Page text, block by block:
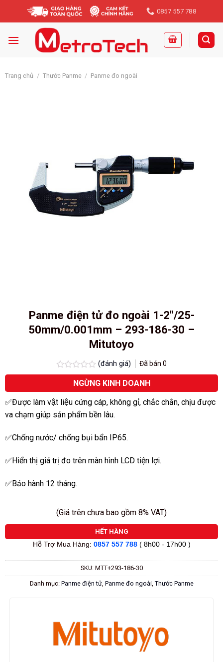
0857 557 788
Trang chủ / Thước Panme / Panme đo ngoài
Panme điện tử đo ngoài 1-2″/25-
50mm/0.001mm – 293-186-30 –
Mitutoyo
Được
hạng
0.0
sao
(đánh giá) Đã bán0
NGỪNG KINH DOANH
✅Được làm vật liệu cứng cáp, không gỉ, chắc chắn, chịu được
va chạm giúp sản phẩm bền lâu.
✅Chống nước/ chống bụi bẩn IP65.
✅Hiển thị giá trị đo trên màn hình LCD tiện lợi.
✅Bảo hành 12 tháng.
(Giá trên chưa bao gồm 8% VAT)
HẾT HÀNG
Hỗ Trợ Mua Hàng: 0857 557 788 ( 8h00 - 17h00 )
SKU: MTT+293-186-30
Danh mục: Panme điện tử, Panme đo ngoài, Thước Panme